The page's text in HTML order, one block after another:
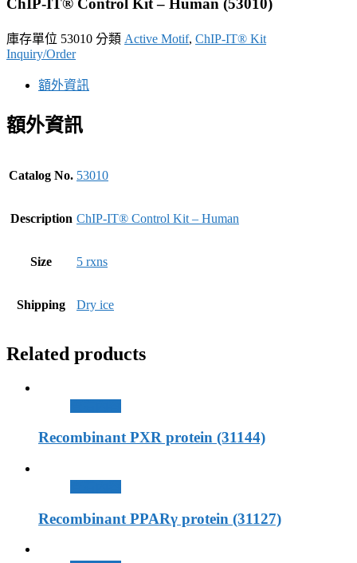
ChIP-IT® Control Kit – Human (53010)
庫存單位 53010 分類 Active Motif, ChIP-IT® Kit
Inquiry/Order
額外資訊
額外資訊
Catalog No. 53010
Description ChIP-IT® Control Kit – Human
Size 5 rxns
Shipping Dry ice
Related products
Recombinant PXR protein (31144)
Recombinant PPARγ protein (31127)